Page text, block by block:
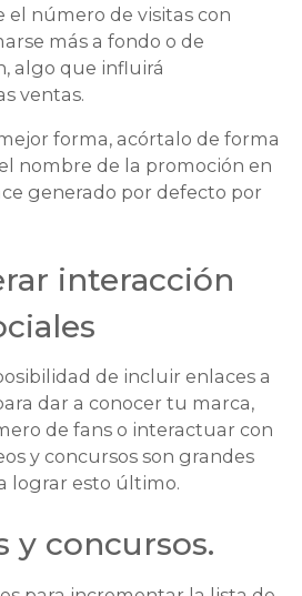
el número de visitas con
más a fondo o de
algo que influirá
ventas.
forma, acórtalo de forma
nombre de la promoción en
generado por defecto por
interacción
de incluir enlaces a
dar a conocer tu marca,
de fans o interactuar con
y concursos son grandes
lograr esto último.
y concursos.